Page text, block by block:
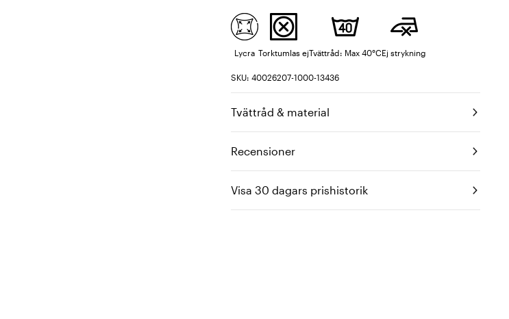
Lycra Torktumlas ejTvättråd: Max 40°CEj strykning
SKU: 40026207-1000-13436
Tvättråd & material
Recensioner
Visa 30 dagars prishistorik